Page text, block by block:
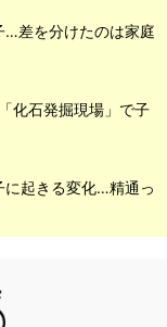
…差を分けたのは家庭
化石発掘現場」で子
に起きる変化…精通っ